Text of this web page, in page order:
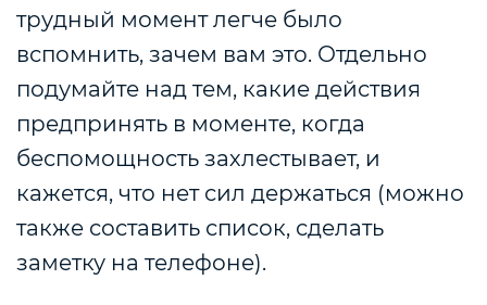
трудный момент легче было
вспомнить, зачем вам это. Отдельно
подумайте над тем, какие действия
предпринять в моменте, когда
беспомощность захлестывает, и
кажется, что нет сил держаться (можно
также составить список, сделать
заметку на телефоне).